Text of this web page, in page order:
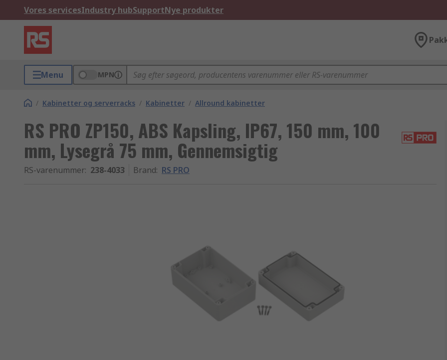
Vores servicesIndustry hubSupportNye produkter
Menu MPN
/ Kabinetter og serverracks / Kabinetter / Allround kabinetter
RS PRO ZP150, ABS Kapsling, IP67, 150 mm, 100
mm, Lysegrå 75 mm, Gennemsigtig
RS-varenummer: 238-4033 Brand: RS PRO